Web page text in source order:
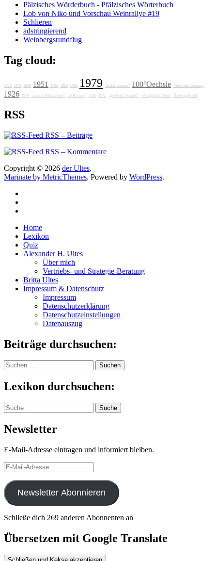
Pälzisches Wörderbuch - Pfälzisches Wörterbuch
Lob von Niko und Vorschau Weinrallye #19
Schlieren
adstringierend
Weinbergsrundflug
Tag cloud:
1976 1978 1989 1951 1788 1986 1988 1979 "Stefan Sattran" 100°Oechsle "Getränke Breunig"
1926 1974 "Lunas Delikatessen" "Jo Breunig" 1606 1972 „grotesker Humor“ "Weingut am Stein" "Ludwig Knoll"
RSS
RSS – Beiträge
RSS – Kommentare
Copyright © 2026 der Ultes.
Marinate by MetricThemes. Powered by WordPress.
Home
Lexikon
Quiz
Alexander H. Ultes
Über mich
Vertriebs- und Strategie-Beratung
Britta Ultes
Impressum & Datenschutz
Impressum
Datenschutzerklärung
Datenschutzeinstellungen
Datenauszug
Beiträge durchsuchen:
Suchen
nach:
Lexikon durchsuchen:
Suche Suche
Newsletter
E-Mail-Adresse eintragen und informiert bleiben.
E-
Mail-
Adresse
Newsletter Abonnieren
Schließe dich 269 anderen Abonnenten an
Übersetzen mit Google Translate